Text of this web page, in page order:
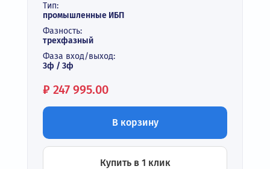
Тип:
промышленные ИБП
Фазность:
трехфазный
Фаза вход/выход:
3ф / 3ф
Цена:
₽ 247 995.00
В корзину
Купить в 1 клик